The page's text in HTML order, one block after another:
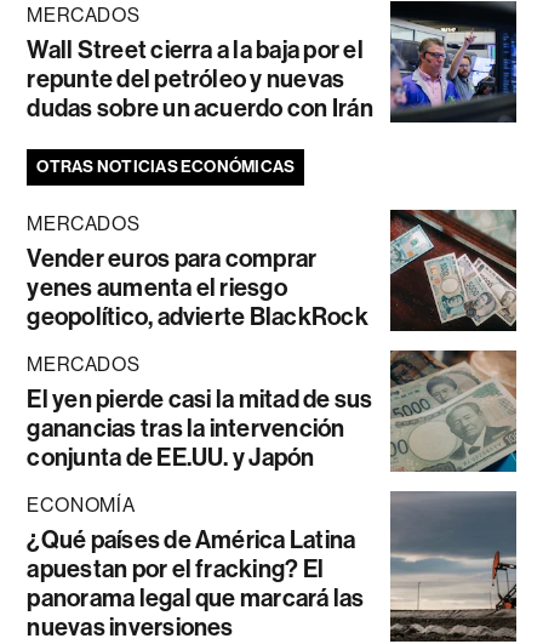
MERCADOS
Wall Street cierra a la baja por el
repunte del petróleo y nuevas
dudas sobre un acuerdo con Irán
OTRAS NOTICIAS ECONÓMICAS
MERCADOS
Vender euros para comprar
yenes aumenta el riesgo
geopolítico, advierte BlackRock
MERCADOS
El yen pierde casi la mitad de sus
ganancias tras la intervención
conjunta de EE.UU. y Japón
ECONOMÍA
¿Qué países de América Latina
apuestan por el fracking? El
panorama legal que marcará las
nuevas inversiones